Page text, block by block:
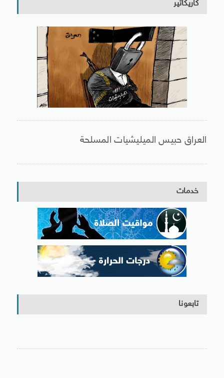
كاريكاتير
العراق حبيس الميليشيات المسلحة
خدمات
تابعونا